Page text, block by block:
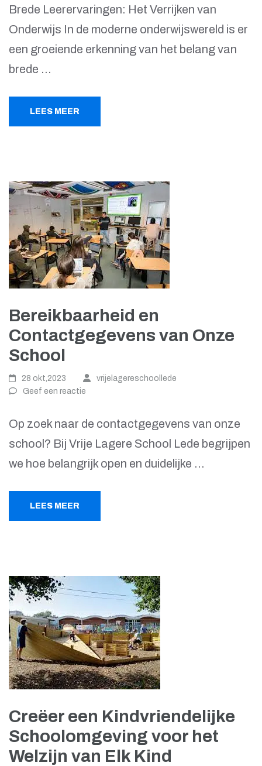
Brede Leerervaringen: Het Verrijken van
Onderwijs In de moderne onderwijswereld is er
een groeiende erkenning van het belang van
brede …
LEES MEER
Bereikbaarheid en
Contactgegevens van Onze
School
28 okt,2023
vrijelagereschoollede
Geef een reactie
Op zoek naar de contactgegevens van onze
school? Bij Vrije Lagere School Lede begrijpen
we hoe belangrijk open en duidelijke …
LEES MEER
Creëer een Kindvriendelijke
Schoolomgeving voor het
Welzijn van Elk Kind